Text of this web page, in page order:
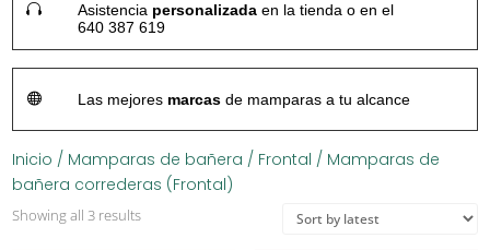
 Asistencia personalizada en la tienda o en el
640 387 619
 Las mejores marcas de mamparas a tu alcance
Inicio / Mamparas de bañera / Frontal / Mamparas de
bañera correderas (Frontal)
Showing all 3 results